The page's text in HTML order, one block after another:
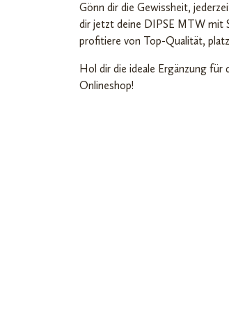
Gönn dir die Gewissheit,
dir jetzt deine DIPSE MTW mit
profitiere von Top-Qualität,
Hol dir die ideale Ergänzung
Onlineshop!